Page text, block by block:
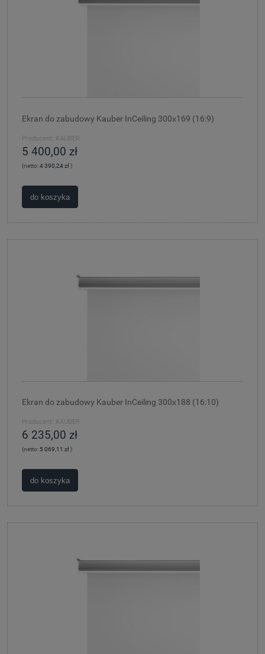
Ekran do zabudowy Kauber InCeiling 300x169 (16:9)
Producent: KAUBER
5 400,00 zł
(netto:4 390,24 zł)
do koszyka
Ekran do zabudowy Kauber InCeiling 300x188 (16:10)
Producent: KAUBER
6 235,00 zł
(netto: 5 069,11 zł)
do koszyka